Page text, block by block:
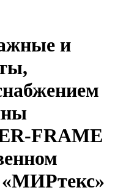
и
FRAME
«МИРтекс»